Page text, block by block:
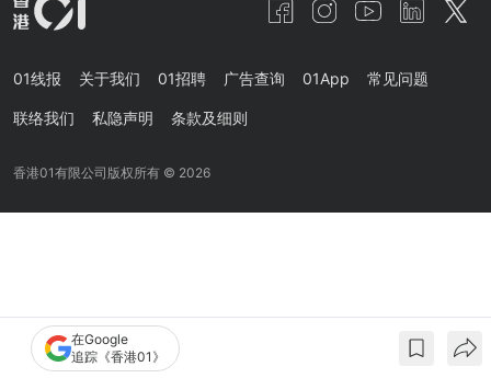
在Google
追踪《香港01》
01线报 关于我们 01招聘 广告查询 01App 常见问题
联络我们 私隐声明 条款及细则
香港01有限公司版权所有 © 2026